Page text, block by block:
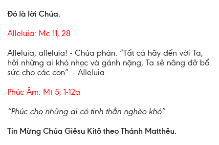
Ðó là lời Chúa.
Alleluia: Mc 11, 28
Alleluia, alleluia! - Chúa phán: “Tất cả hãy đến với Ta,
hỡi những ai khó nhọc và gánh nặng, Ta sẽ nâng đỡ bổ
sức cho các con”. - Alleluia.
Phúc Âm: Mt 5, 1-12a
“Phúc cho những ai có tinh thần nghèo khó”.
Tin Mừng Chúa Giêsu Kitô theo Thánh Matthêu.